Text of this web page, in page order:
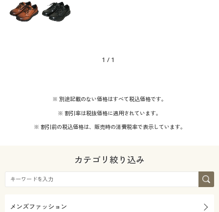
大きいサイズ レディース下着
シークレットセール
商品カテゴリ一覧
カタログ・チラシからのご注文
カタログ無料プレゼント
靴・靴下サイ
ズ
24.5
無地
素材
レザー
機能・特徴
える)
着用感
1 / 1
※ 別途記載のない価格はすべて税込価格です。
※ 割引率は税抜価格に適用されています。
※ 割引前の税込価格は、販売時の消費税率で表示しています。
カテゴリ絞り込み
メンズファッション